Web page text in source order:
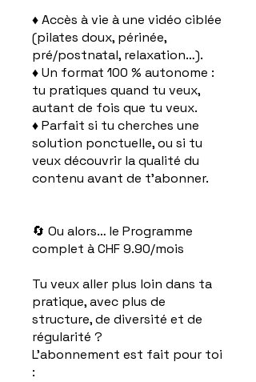
♦ Accès à vie à une vidéo ciblée
(pilates doux, périnée,
pré/postnatal, relaxation…).
♦ Un format 100 % autonome :
tu pratiques quand tu veux,
autant de fois que tu veux.
♦ Parfait si tu cherches une
solution ponctuelle, ou si tu
veux découvrir la qualité du
contenu avant de t’abonner.
🔄 Ou alors… le Programme
complet à CHF 9.90/mois
Tu veux aller plus loin dans ta
pratique, avec plus de
structure, de diversité et de
régularité ?
L’abonnement est fait pour toi
: